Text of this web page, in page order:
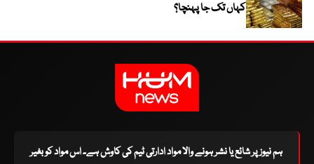
کہاں تک جا پہنچا؟
ہم نیوز پر شائع یا نشر ہونے والا مواد ادارتی ٹیم کی کاوش ہے۔ اس مواد کو بغیر